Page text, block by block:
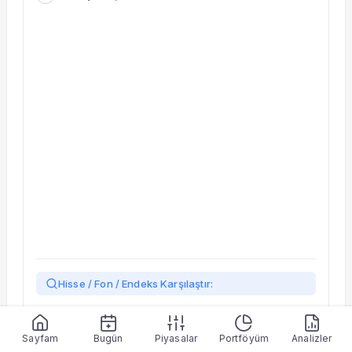
Hisse / Fon / Endeks Karşılaştır:
Yükleniyor…
Sayfam
Bugün Piyasalar Portföyüm Analizler